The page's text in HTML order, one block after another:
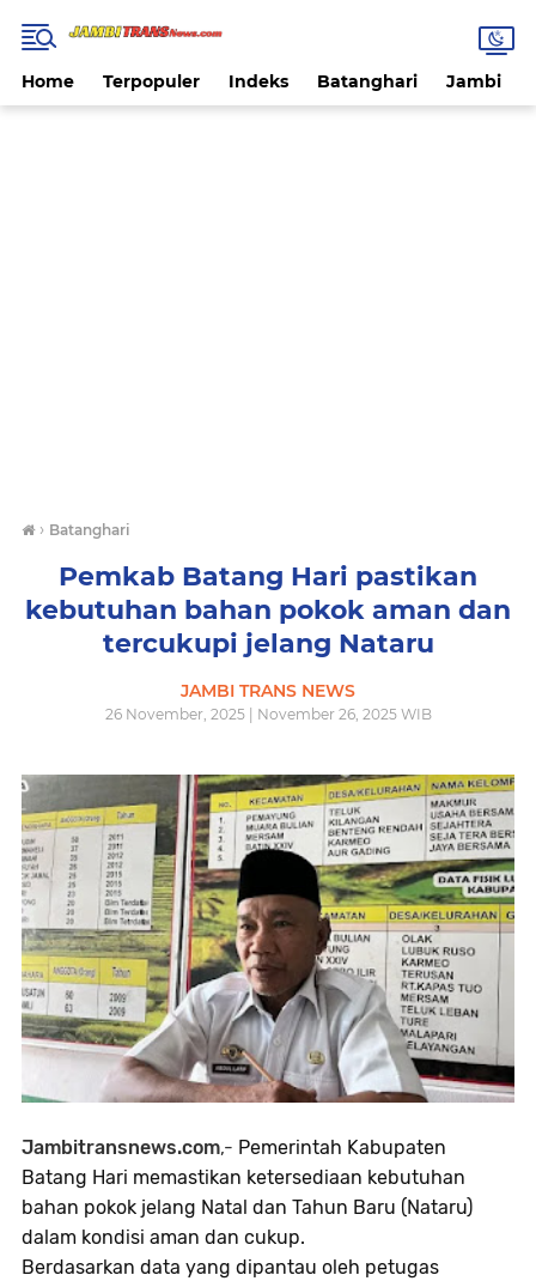
Home Terpopuler Indeks Batanghari Jambi
› Batanghari
Pemkab Batang Hari pastikan
kebutuhan bahan pokok aman dan
tercukupi jelang Nataru
JAMBI TRANS NEWS
26 November, 2025 | November 26, 2025 WIB
Jambitransnews.com,- Pemerintah Kabupaten
Batang Hari memastikan ketersediaan kebutuhan
bahan pokok jelang Natal dan Tahun Baru (Nataru)
dalam kondisi aman dan cukup.
Berdasarkan data yang dipantau oleh petugas